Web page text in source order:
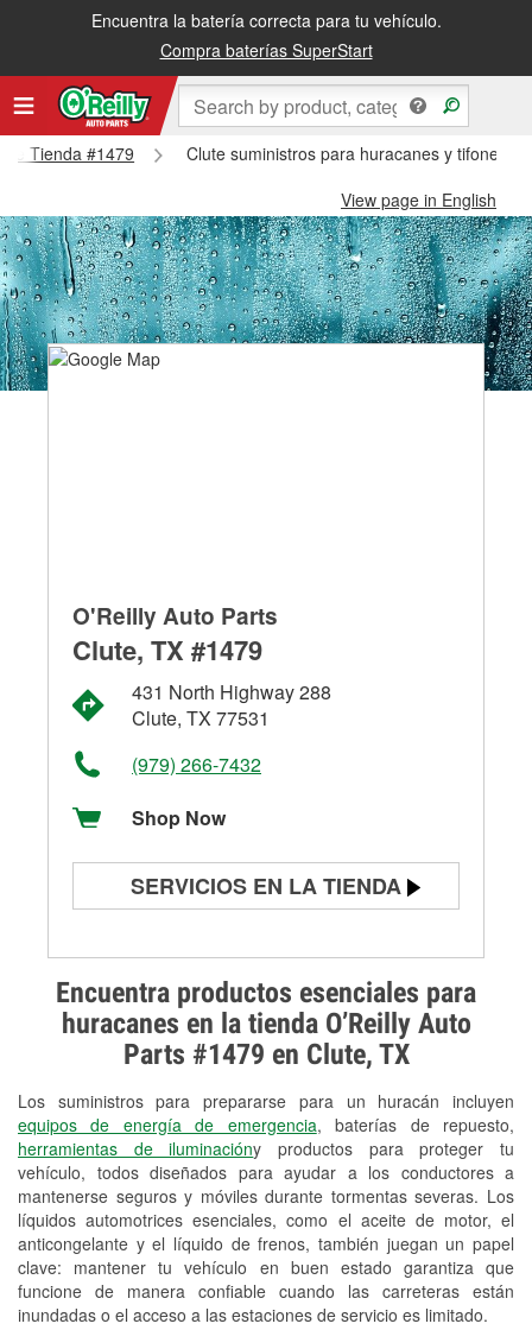
Encuentra la batería correcta para tu vehículo.
Compra baterías SuperStart
Tienda #1479
Clute suministros para huracanes y tifones -
View page in English
Encuentra productos esenciales para
huracanes en la tienda O’Reilly Auto
Parts #1479 en Clute, TX
Los suministros para prepararse para un huracán incluyen
equipos de energía de emergencia, baterías de repuesto,
herramientas de iluminacióny productos para proteger tu
vehículo, todos diseñados para ayudar a los conductores a
mantenerse seguros y móviles durante tormentas severas. Los
líquidos automotrices esenciales, como el aceite de motor, el
anticongelante y el líquido de frenos, también juegan un papel
clave: mantener tu vehículo en buen estado garantiza que
funcione de manera confiable cuando las carreteras están
inundadas o el acceso a las estaciones de servicio es limitado.
O'Reilly Auto Parts
Clute, TX #1479
431 North Highway 288
Clute, TX 77531
(979) 266-7432
Shop Now
SERVICIOS EN LA TIENDA
Prueba de alternadores y
arrancadores
Revisión de la luz "Check Engine"
Reciclaje de baterías y aceite
Instalación de bombillas de faros
Instalación de limpiaparabrisas
Programa de Préstamo de
Herramientas
Rectificación de tambores y discos de